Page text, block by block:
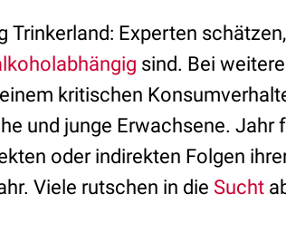
Trinkerland: Experten
sind. Bei
kritischen
und junge Erwachsene. Jahr
oder indirekten Folgen
Viele rutschen in die Sucht